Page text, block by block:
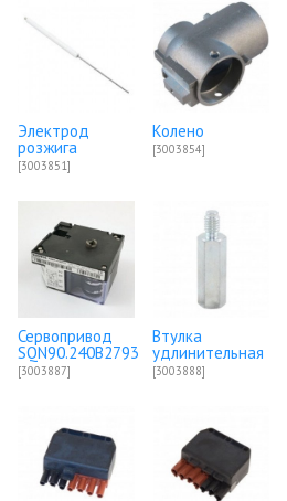
Электрод
розжига
[3003851]
Колено
[3003854]
Сервопривод
SQN90.240B2793
[3003887]
Втулка
удлинительная
[3003888]